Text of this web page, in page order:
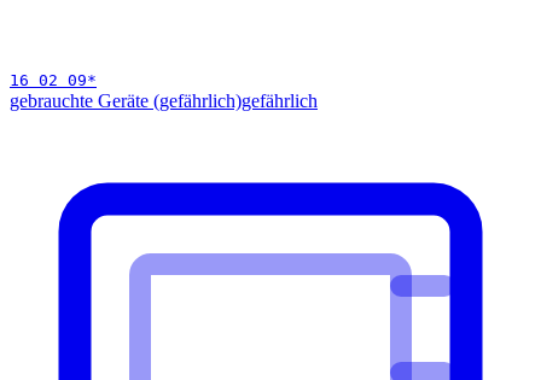
16 02 09*
gebrauchte Geräte (gefährlich)gefährlich